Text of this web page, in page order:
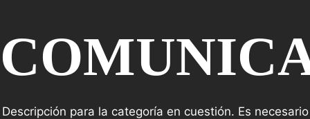
Descripción para la categoría en cuestión. Es necesario